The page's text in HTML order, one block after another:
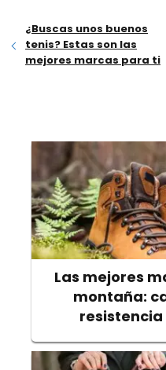
¿Buscas unos buenos
tenis? Estas son las
mejores marcas para ti
Las mejores
montaña: